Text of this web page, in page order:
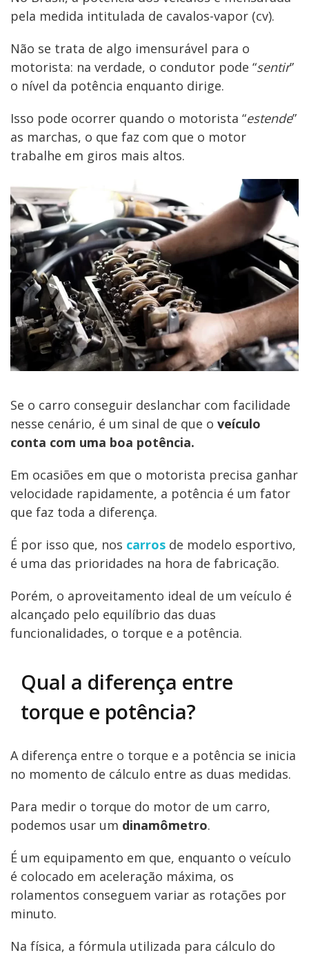
pela medida intitulada de cavalos-vapor (cv).
Não se trata de algo imensurável para o
motorista: na verdade, o condutor pode “sentir”
o nível da potência enquanto dirige.
Isso pode ocorrer quando o motorista “estende”
as marchas, o que faz com que o motor
trabalhe em giros mais altos.
Se o carro conseguir deslanchar com facilidade
nesse cenário, é um sinal de que o veículo
conta com uma boa potência.
Em ocasiões em que o motorista precisa ganhar
velocidade rapidamente, a potência é um fator
que faz toda a diferença.
É por isso que, nos carros de modelo esportivo,
é uma das prioridades na hora de fabricação.
Porém, o aproveitamento ideal de um veículo é
alcançado pelo equilíbrio das duas
funcionalidades, o torque e a potência.
Qual a diferença entre
torque e potência?
A diferença entre o torque e a potência se inicia
no momento de cálculo entre as duas medidas.
Para medir o torque do motor de um carro,
podemos usar um dinamômetro.
É um equipamento em que, enquanto o veículo
é colocado em aceleração máxima, os
rolamentos conseguem variar as rotações por
minuto.
Na física, a fórmula utilizada para cálculo do